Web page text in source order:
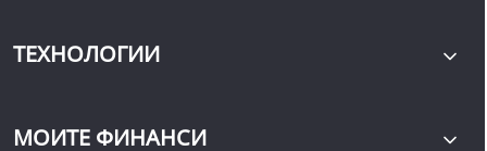
ТЕХНОЛОГИИ
МОИТЕ ФИНАНСИ